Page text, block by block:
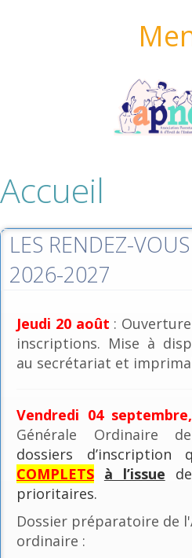
Accueil
LES RENDEZ-
2026-2027
Jeudi 20 août :
inscriptions. Mise à
au secrétariat et
Vendredi 04
Générale Ordinaire
dossiers d’inscription
COMPLETS à l’issue
prioritaires.
Dossier préparatoire de
ordinaire :